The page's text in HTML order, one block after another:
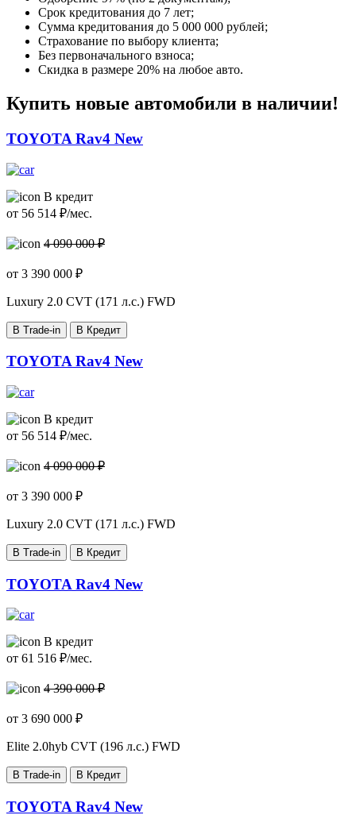
Срок кредитования до 7 лет;
Сумма кредитования до 5 000 000 рублей;
Страхование по выбору клиента;
Без первоначального взноса;
Скидка в размере 20% на любое авто.
Купить новые автомобили в наличии!
TOYOTA Rav4 New
В кредит
от 56 514 ₽/мес.
4 090 000 ₽
от 3 390 000 ₽
Luxury 2.0 CVT (171 л.с.) FWD
В Trade-in В Кредит
TOYOTA Rav4 New
В кредит
от 56 514 ₽/мес.
4 090 000 ₽
от 3 390 000 ₽
Luxury 2.0 CVT (171 л.с.) FWD
В Trade-in В Кредит
TOYOTA Rav4 New
В кредит
от 61 516 ₽/мес.
4 390 000 ₽
от 3 690 000 ₽
Elite 2.0hyb CVT (196 л.с.) FWD
В Trade-in В Кредит
TOYOTA Rav4 New